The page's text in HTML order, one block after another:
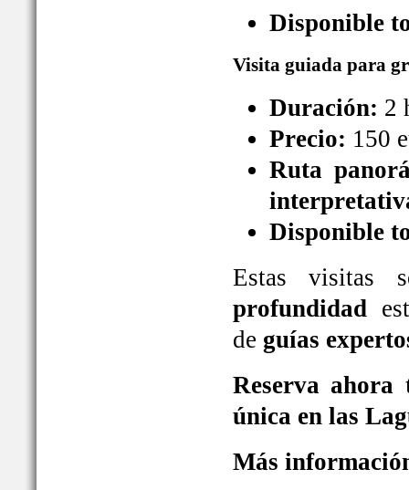
Disponible
Visita guiada para
Duración: 2
Precio: 150
Ruta
Disponible
Estas
profundidad
de guías
Reserva
única en las
Más